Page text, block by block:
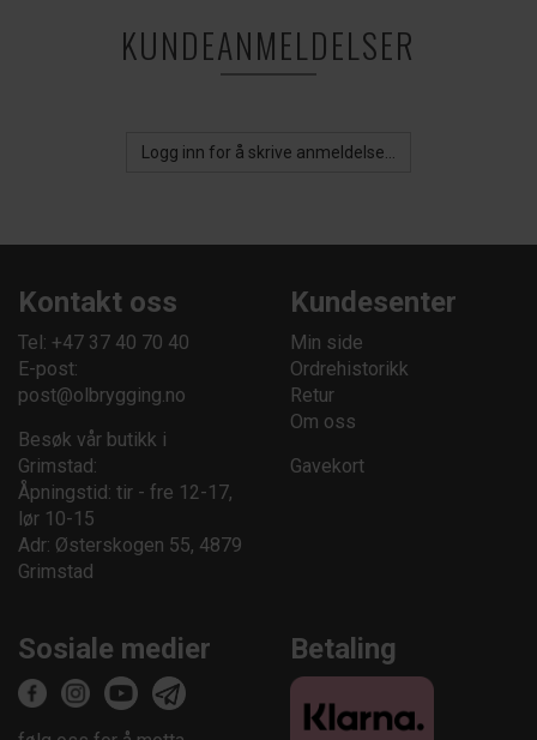
KUNDEANMELDELSER
Logg inn for å skrive anmeldelse...
Kontakt oss
Tel: +47 37 40 70 40
E-post:
post@olbrygging.no
Besøk vår butikk i
Grimstad:
Åpningstid: tir - fre 12-17,
lør 10-15
Adr: Østerskogen 55, 4879
Grimstad
Kundesenter
Min side
Ordrehistorikk
Retur
Om oss
Gavekort
Sosiale medier Betaling